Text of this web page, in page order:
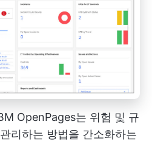
OpenPages는 위험 및 규
리하는 방법을 간소화하는